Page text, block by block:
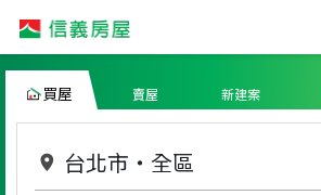
買屋 賣屋 新建案
台北市 ・ 全區